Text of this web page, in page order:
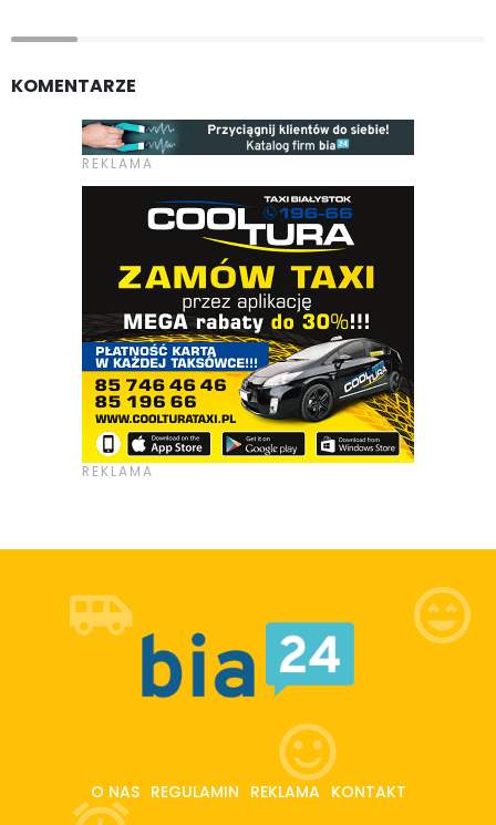
KOMENTARZE
O NAS REGULAMIN REKLAMA KONTAKT